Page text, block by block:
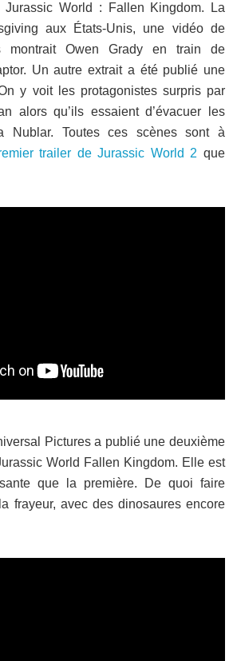
Jurassic World : Fallen Kingdom. La
aux États-Unis, une vidéo de
montrait Owen Grady en train de
Un autre extrait a été publié une
y voit les protagonistes surpris par
alors qu’ils essaient d’évacuer les
Nublar. Toutes ces scènes sont à
trailer de Jurassic World 2 que
Pictures a publié une deuxième
World Fallen Kingdom. Elle est
que la première. De quoi faire
frayeur, avec des dinosaures encore